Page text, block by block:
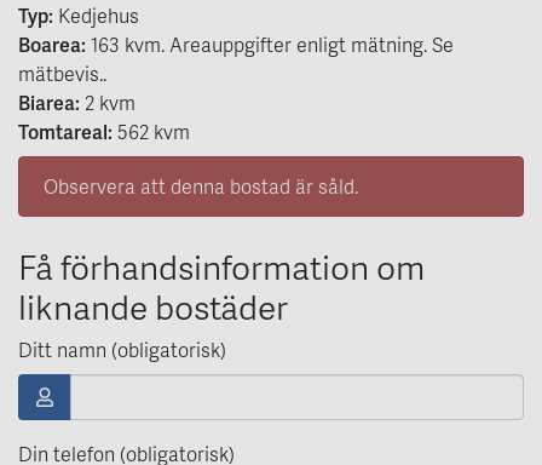
Typ: Kedjehus
Boarea: 163 kvm. Areauppgifter enligt mätning. Se
mätbevis..
Biarea: 2 kvm
Tomtareal: 562 kvm
Observera att denna bostad är såld.
Få förhandsinformation om
liknande bostäder
Ditt namn (obligatorisk)
Din telefon (obligatorisk)